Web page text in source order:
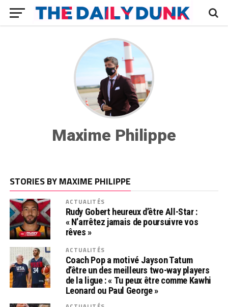
Maxime Philippe
STORIES BY MAXIME PHILIPPE
ACTUALITÉS
Rudy Gobert heureux d’être All-Star :
« N’arrêtez jamais de poursuivre vos
rêves »
ACTUALITÉS
Coach Pop a motivé Jayson Tatum
d’être un des meilleurs two-way players
de la ligue : « Tu peux être comme Kawhi
Leonard ou Paul George »